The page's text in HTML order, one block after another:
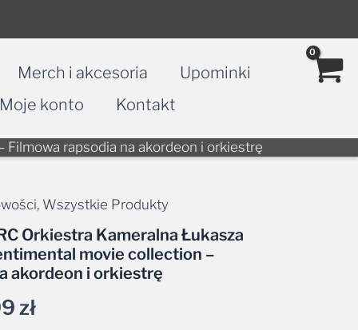
Merch i akcesoria
Upominki
Moje konto
Kontakt
Filmowa rapsodia na akordeon i orkiestrę
, Wszystkie Produkty
Orkiestra Kameralna Łukasza
movie collection –
akordeon i orkiestrę
zł
Zakres
cen:
od
34,99 zł